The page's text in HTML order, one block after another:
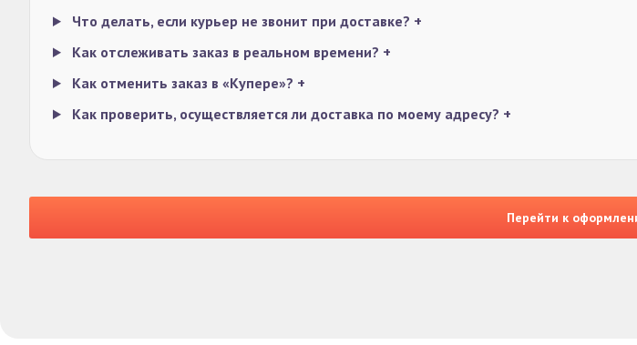
Что делать, если курьер не звонит при доставке? +
Как отслеживать заказ в реальном времени? +
Как отменить заказ в «Купере»? +
Как проверить, осуществляется ли доставка по моему адресу? +
Перейти к